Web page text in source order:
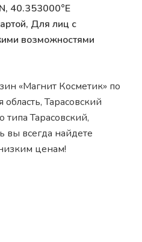
40.353000°E
Для лиц с
возможностями
«Магнит Косметик» по
область, Тарасовский
типа Тарасовский,
вы всегда найдете
ценам!